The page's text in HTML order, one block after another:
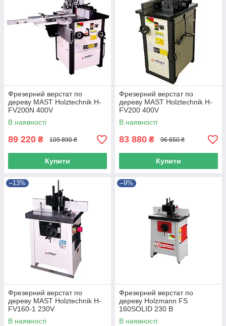
Фрезерний верстат по
дереву MAST Holztechnik H-
FV200N 400V
В наявності
89 220 ₴ 109 890 ₴
Купити
Фрезерний верстат по
дереву MAST Holztechnik H-
FV200 400V
В наявності
83 880 ₴ 96 650 ₴
Купити
–13%
Фрезерний верстат по
дереву MAST Holztechnik H-
FV160-1 230V
В наявності
–9%
Фрезерний верстат по
дереву Holzmann FS
160SOLID 230 В
В наявності